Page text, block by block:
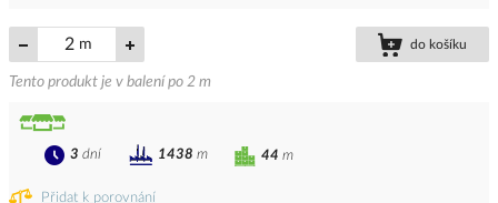
m do košíku
Tento produkt je v balení po 2 m
Přidat k porovnání
44 m
3 dní 1438 m